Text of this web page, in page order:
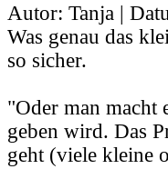
Autor: Tanja |
Was genau das
so sicher.
"Oder man macht
geben wird. Das
geht (viele kleine